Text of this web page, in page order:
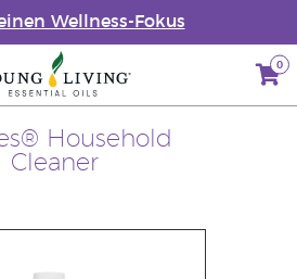
Wellness-Fokus
0
Household
Cleaner